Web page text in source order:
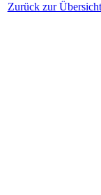
Zurück zur Übersicht